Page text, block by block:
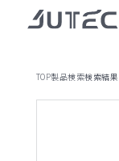
TOP製品検索検索結果